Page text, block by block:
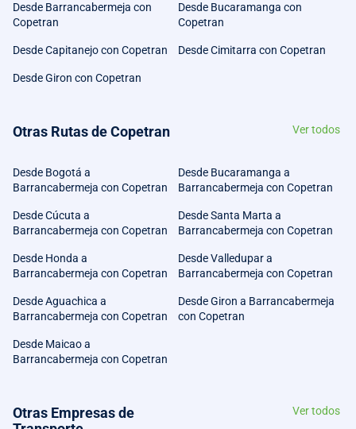
Desde Barrancabermeja con
Copetran
Desde Bucaramanga con
Copetran
Desde Capitanejo con Copetran Desde Cimitarra con Copetran
Desde Giron con Copetran
Otras Rutas de Copetran Ver todos
Desde Bogotá a
Barrancabermeja con Copetran
Desde Bucaramanga a
Barrancabermeja con Copetran
Desde Cúcuta a
Barrancabermeja con Copetran
Desde Santa Marta a
Barrancabermeja con Copetran
Desde Honda a
Barrancabermeja con Copetran
Desde Valledupar a
Barrancabermeja con Copetran
Desde Aguachica a
Barrancabermeja con Copetran
Desde Giron a Barrancabermeja
con Copetran
Desde Maicao a
Barrancabermeja con Copetran
Otras Empresas de
Ver todos